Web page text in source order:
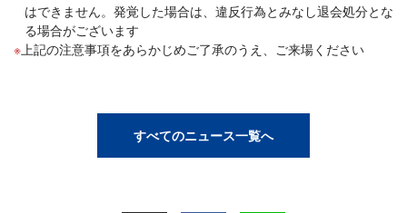
はできません。発覚した場合は、違反行為とみなし退会処分とな
る場合がございます
上記の注意事項をあらかじめご了承のうえ、ご来場ください
すべてのニュース一覧へ